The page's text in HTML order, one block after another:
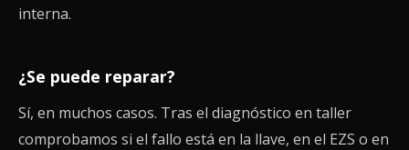
interna.
¿Se puede reparar?
Sí, en muchos casos. Tras el diagnóstico en taller
comprobamos si el fallo está en la llave, en el EZS o en